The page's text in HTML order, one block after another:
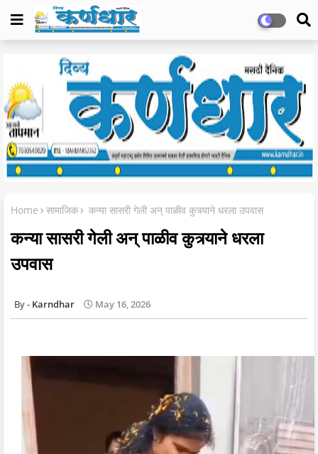
Home सामाजिक कन्या सासरी गेली अन् पाळीव कुत्र्याने धरला उपवास
कन्या सासरी गेली अन् पाळीव कुत्र्याने धरला
उपवास
Karndhar May 16, 2026